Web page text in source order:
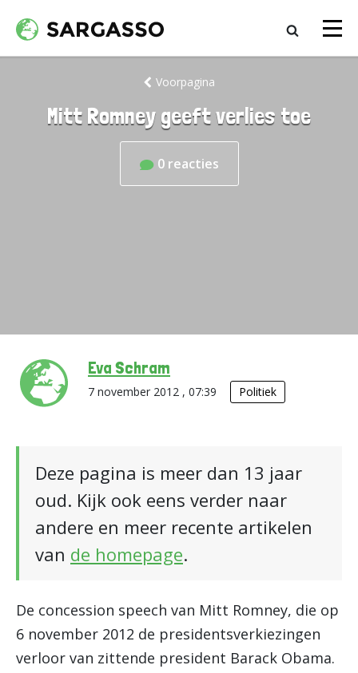
Voorpagina
Mitt Romney geeft verlies toe
0 reacties
Eva Schram
7 november 2012 , 07:39 Politiek
Deze pagina is meer dan 13 jaar
oud. Kijk ook eens verder naar
andere en meer recente artikelen
van de homepage.
De concession speech van Mitt Romney, die op
6 november 2012 de presidentsverkiezingen
verloor van zittende president Barack Obama.